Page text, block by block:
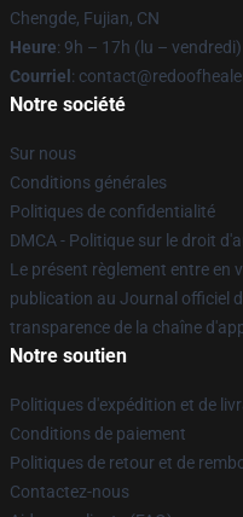
Chengde, Fujian, CN
Heure: 9h – 17h (lu – vendredi)
Courriel :
Notre société
Sur nous
Conditions générales
Politiques de confidentialité
DMCA - Politique sur le droit
Le présent règlement entre en
publication au Journal officiel
transparence de la chaîne
Notre soutien
Politiques d'expédition et de
Conditions de paiement
Politiques de retour et de
Contactez-nous